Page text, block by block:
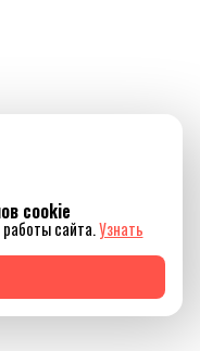
cookie
сайта.Узнать